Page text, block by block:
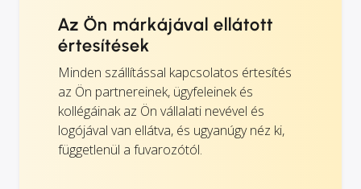
Az Ön márkájával ellátott
értesítések
Minden szállítással kapcsolatos értesítés
az Ön partnereinek, ügyfeleinek és
kollégáinak az Ön vállalati nevével és
logójával van ellátva, és ugyanúgy néz ki,
függetlenül a fuvarozótól.